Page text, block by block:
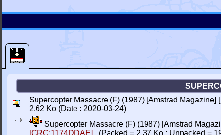
Supercopter Massacre (F) (1987) [Amstrad Magazine]
2.62 Ko (Date : 2020-03-24)
Supercopter Massacre (F) (1987) [Amstrad
[CRC:1174DDAE]
(Packed = 2.37 Ko ; Unpacked =